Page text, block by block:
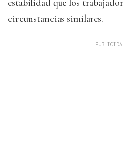
estabilidad que los
circunstancias similares.